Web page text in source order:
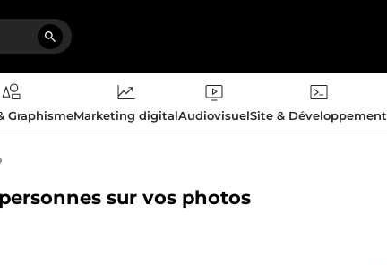
GraphismeMarketing digitalAudiovisuelSite & Développement
sur vos photos